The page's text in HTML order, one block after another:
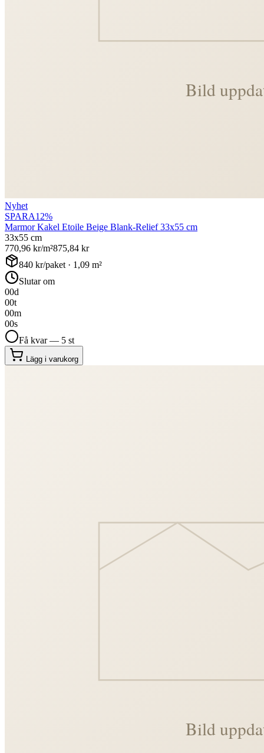
Nyhet
SPARA12%
Marmor Kakel Etoile Beige Blank-Relief 33x55 cm
33x55 cm
770,96 kr/m²875,84 kr
840 kr/paket · 1,09 m²
Slutar om
00d
00t
00m
00s
Få kvar — 5 st
Lägg i varukorg